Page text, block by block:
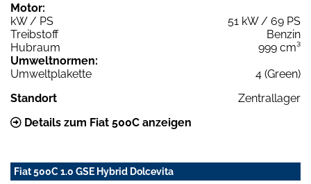
Motor:
kW / PS
51 kW / 69 PS
Treibstoff
Benzin
Hubraum
999 cm³
Umweltnormen:
Umweltplakette
4 (Green)
Standort
Zentrallager
Details zum Fiat 500C anzeigen
Fiat 500C 1.0 GSE Hybrid Dolcevita